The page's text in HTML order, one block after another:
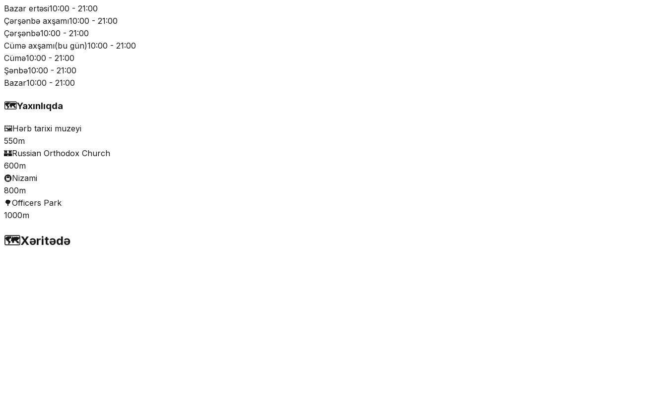
Bazar ertəsi10:00 - 21:00
Çərşənbə axşamı10:00 - 21:00
Çərşənbə10:00 - 21:00
Cümə axşamı(bu gün)10:00 - 21:00
Cümə10:00 - 21:00
Şənbə10:00 - 21:00
Bazar10:00 - 21:00
🗺️Yaxınlıqda
🖼️Hərb tarixi muzeyi
550m
🏰Russian Orthodox Church
600m
🚇Nizami
800m
🌳Officers Park
1000m
🗺️Xəritədə